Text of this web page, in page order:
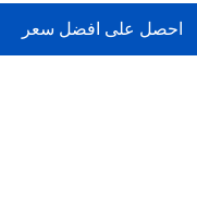
احصل على افضل سعر